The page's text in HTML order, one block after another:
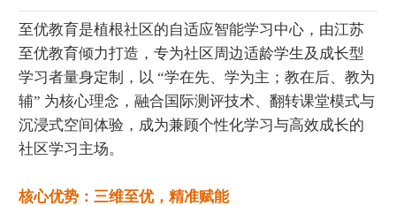
至优教育是植根社区的自适应智能学习中心，由江苏
至优教育倾力打造，专为社区周边适龄学生及成长型
学习者量身定制，以 “学在先、学为主；教在后、教为
辅” 为核心理念，融合国际测评技术、翻转课堂模式与
沉浸式空间体验，成为兼顾个性化学习与高效成长的
社区学习主场。
核心优势：三维至优，精准赋能